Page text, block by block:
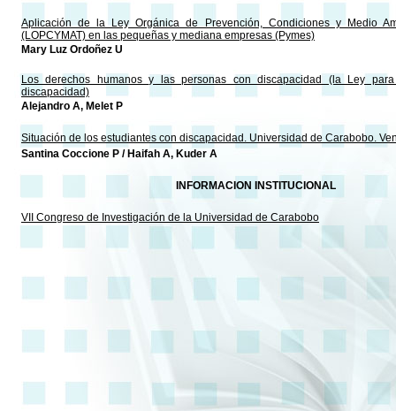
Aplicación de la Ley Orgánica de Prevención, Condiciones y Medio
(LOPCYMAT) en las pequeñas y mediana empresas (Pymes)
Mary Luz Ordoñez U
Los derechos humanos y las personas con discapacidad (la Ley
discapacidad)
Alejandro A, Melet P
Situación de los estudiantes con discapacidad. Universidad de Carabobo.
Santina Coccione P / Haifah A, Kuder A
INFORMACION INSTITUCIONAL
VII Congreso de Investigación de la Universidad de Carabobo